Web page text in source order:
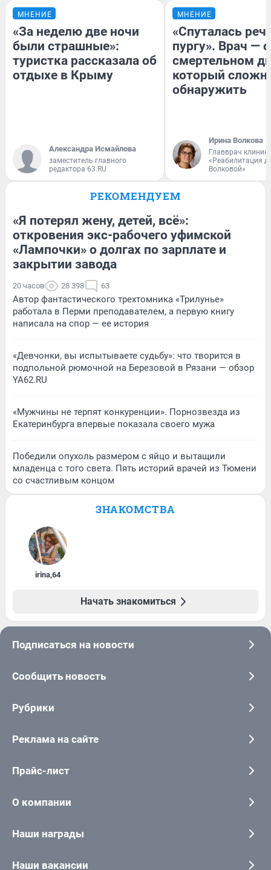
МНЕНИЕ
«За неделю две ночи
были страшные»:
туристка рассказала об
отдыхе в Крыму
Александра Исмайлова
заместитель главного
редактора 63.RU
МНЕНИЕ
«Спуталась
пургу». Врач — о
смертельном
который
обнаружить
Ирина Волкова
Главврач
«Реабилитация
Волковой»
РЕКОМЕНДУЕМ
«Я потерял жену, детей, всё»:
откровения экс-рабочего уфимской
«Лампочки» о долгах по зарплате и
закрытии завода
20 часов 28 398 63
Автор фантастического трехтомника «Трилунье»
работала в Перми преподавателем, а первую книгу
написала на спор — ее история
«Девчонки, вы испытываете судьбу»: что творится в
подпольной рюмочной на Березовой в Рязани — обзор
YA62.RU
«Мужчины не терпят конкуренции». Порнозвезда из
Екатеринбурга впервые показала своего мужа
Победили опухоль размером с яйцо и вытащили
младенца с того света. Пять историй врачей из Тюмени
со счастливым концом
ЗНАКОМСТВА
irina,64
Начать знакомиться
Подписаться на новости
Сообщить новость
Рубрики
Реклама на сайте
Прайс-лист
О компании
Наши награды
Наши вакансии